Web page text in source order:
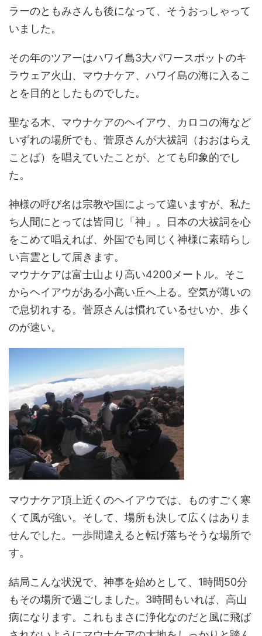
ラーのともみさんも後になって、そうおっしゃって
いました。
その年のツアーはハワイ島3大パワースポットのキ
ラウェア火山、マウナケア、ハワイ島の海に入るこ
とを目的としたものでした。
聖なる木、マウナケアのヘイアウ、カロコの海など
いずれの場所でも、菅原さんが大祓詞（おおはらえ
ことば）を唱えていたことが、とても印象的でし
た。
神様の呼び名は宗教や国によって違いますが、私た
ち人間にとっては皆同じ「神」。日本の大祓詞を心
をこめて唱えれば、外国でも同じく神様に素晴らし
い言霊として届きます。
マウナケアは富士山より高い4200メートル。そこ
からヘイアウがある小高い丘へ上る。空気が薄いの
で息切れする。菅原さんは慣れているせいか、歩く
のが速い。
マウナケア頂上近くのヘイアウでは、ものすごく寒
くて風が強い。そして、場所も決して広くはありま
せんでした。一歩間違えると転げ落ちそうな場所で
す。
結局こんな状況で、神事を始めとして、1時間50分
もその場所で過ごしました。3時間もいれば、高山
病になります。これもまさに浄化なのだと風に飛ば